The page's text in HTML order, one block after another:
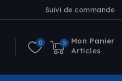
Suivi de commande
0 0
Mon Panier
Articles